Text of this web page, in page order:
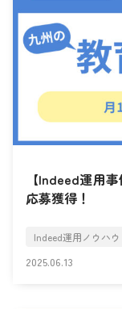
【Indeed運用
応募獲得！
Indeed運用ノウハウ
2025.06.13